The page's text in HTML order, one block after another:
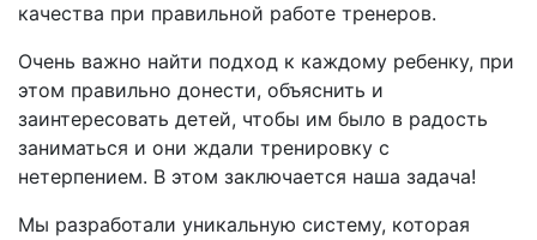
качества при правильной работе тренеров.
Очень важно найти подход к каждому ребенку, при
этом правильно донести, объяснить и
заинтересовать детей, чтобы им было в радость
заниматься и они ждали тренировку с
нетерпением. В этом заключается наша задача!
Мы разработали уникальную систему, которая